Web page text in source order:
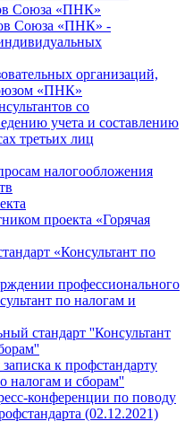
Союза «ПНК»
Союза «ПНК» -
организаций,
«ПНК»
со
учета и составлению
третьих лиц
налогообложения
проекта «Горячая
«Консультант по
профессионального
по налогам и
стандарт ''Консультант
к профстандарту
налогам и сборам''
конференции по поводу
(02.12.2021)